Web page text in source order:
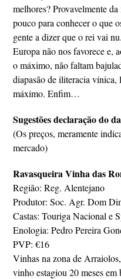
melhores? Provavelmente
pouco para conhecer o que
gente a dizer que o rei vai
Europa não nos favorece e,
o máximo, não faltam
diapasão de iliteracia vínica,
máximo. Enfim…
Sugestões declaração do
(Os preços, meramente
mercado)
Ravasqueira Vinha das
Região: Reg. Alentejano
Produtor: Soc. Agr. Dom
Castas: Touriga Nacional e
Enologia: Pedro Pereira
PVP: €16
Vinhas na zona de
vinho estagiou 20 meses em